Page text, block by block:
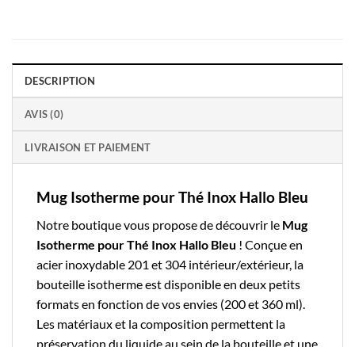
DESCRIPTION
AVIS (0)
LIVRAISON ET PAIEMENT
Mug Isotherme pour Thé Inox Hallo Bleu
Notre boutiquevous propose de découvrir le Mug
Isotherme pour Thé Inox Hallo Bleu ! Conçue en
acier inoxydable 201 et 304 intérieur/extérieur, la
bouteille isothermeest disponible en deux petits
formats en fonction de vos envies (200 et 360 ml).
Les matériaux et la composition permettent la
préservation du liquide au sein de la bouteille et une